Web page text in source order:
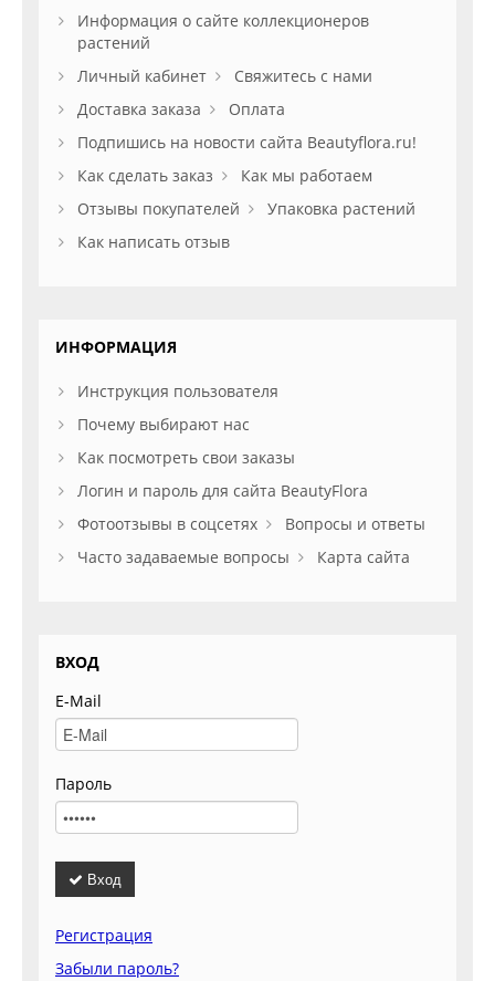
Информация о сайте коллекционеров
растений
Личный кабинет
Свяжитесь с нами
Доставка заказа
Оплата
Подпишись на новости сайта Beautyflora.ru!
Как сделать заказ
Как мы работаем
Отзывы покупателей
Упаковка растений
Как написать отзыв
ИНФОРМАЦИЯ
Инструкция пользователя
Почему выбирают нас
Как посмотреть свои заказы
Логин и пароль для сайта BeautyFlora
Фотоотзывы в соцсетях
Вопросы и ответы
Часто задаваемые вопросы
Карта сайта
ВХОД
E-Mail
Пароль
Вход
Регистрация
Забыли пароль?